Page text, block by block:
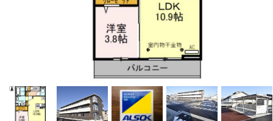
メールでお問い合わせ